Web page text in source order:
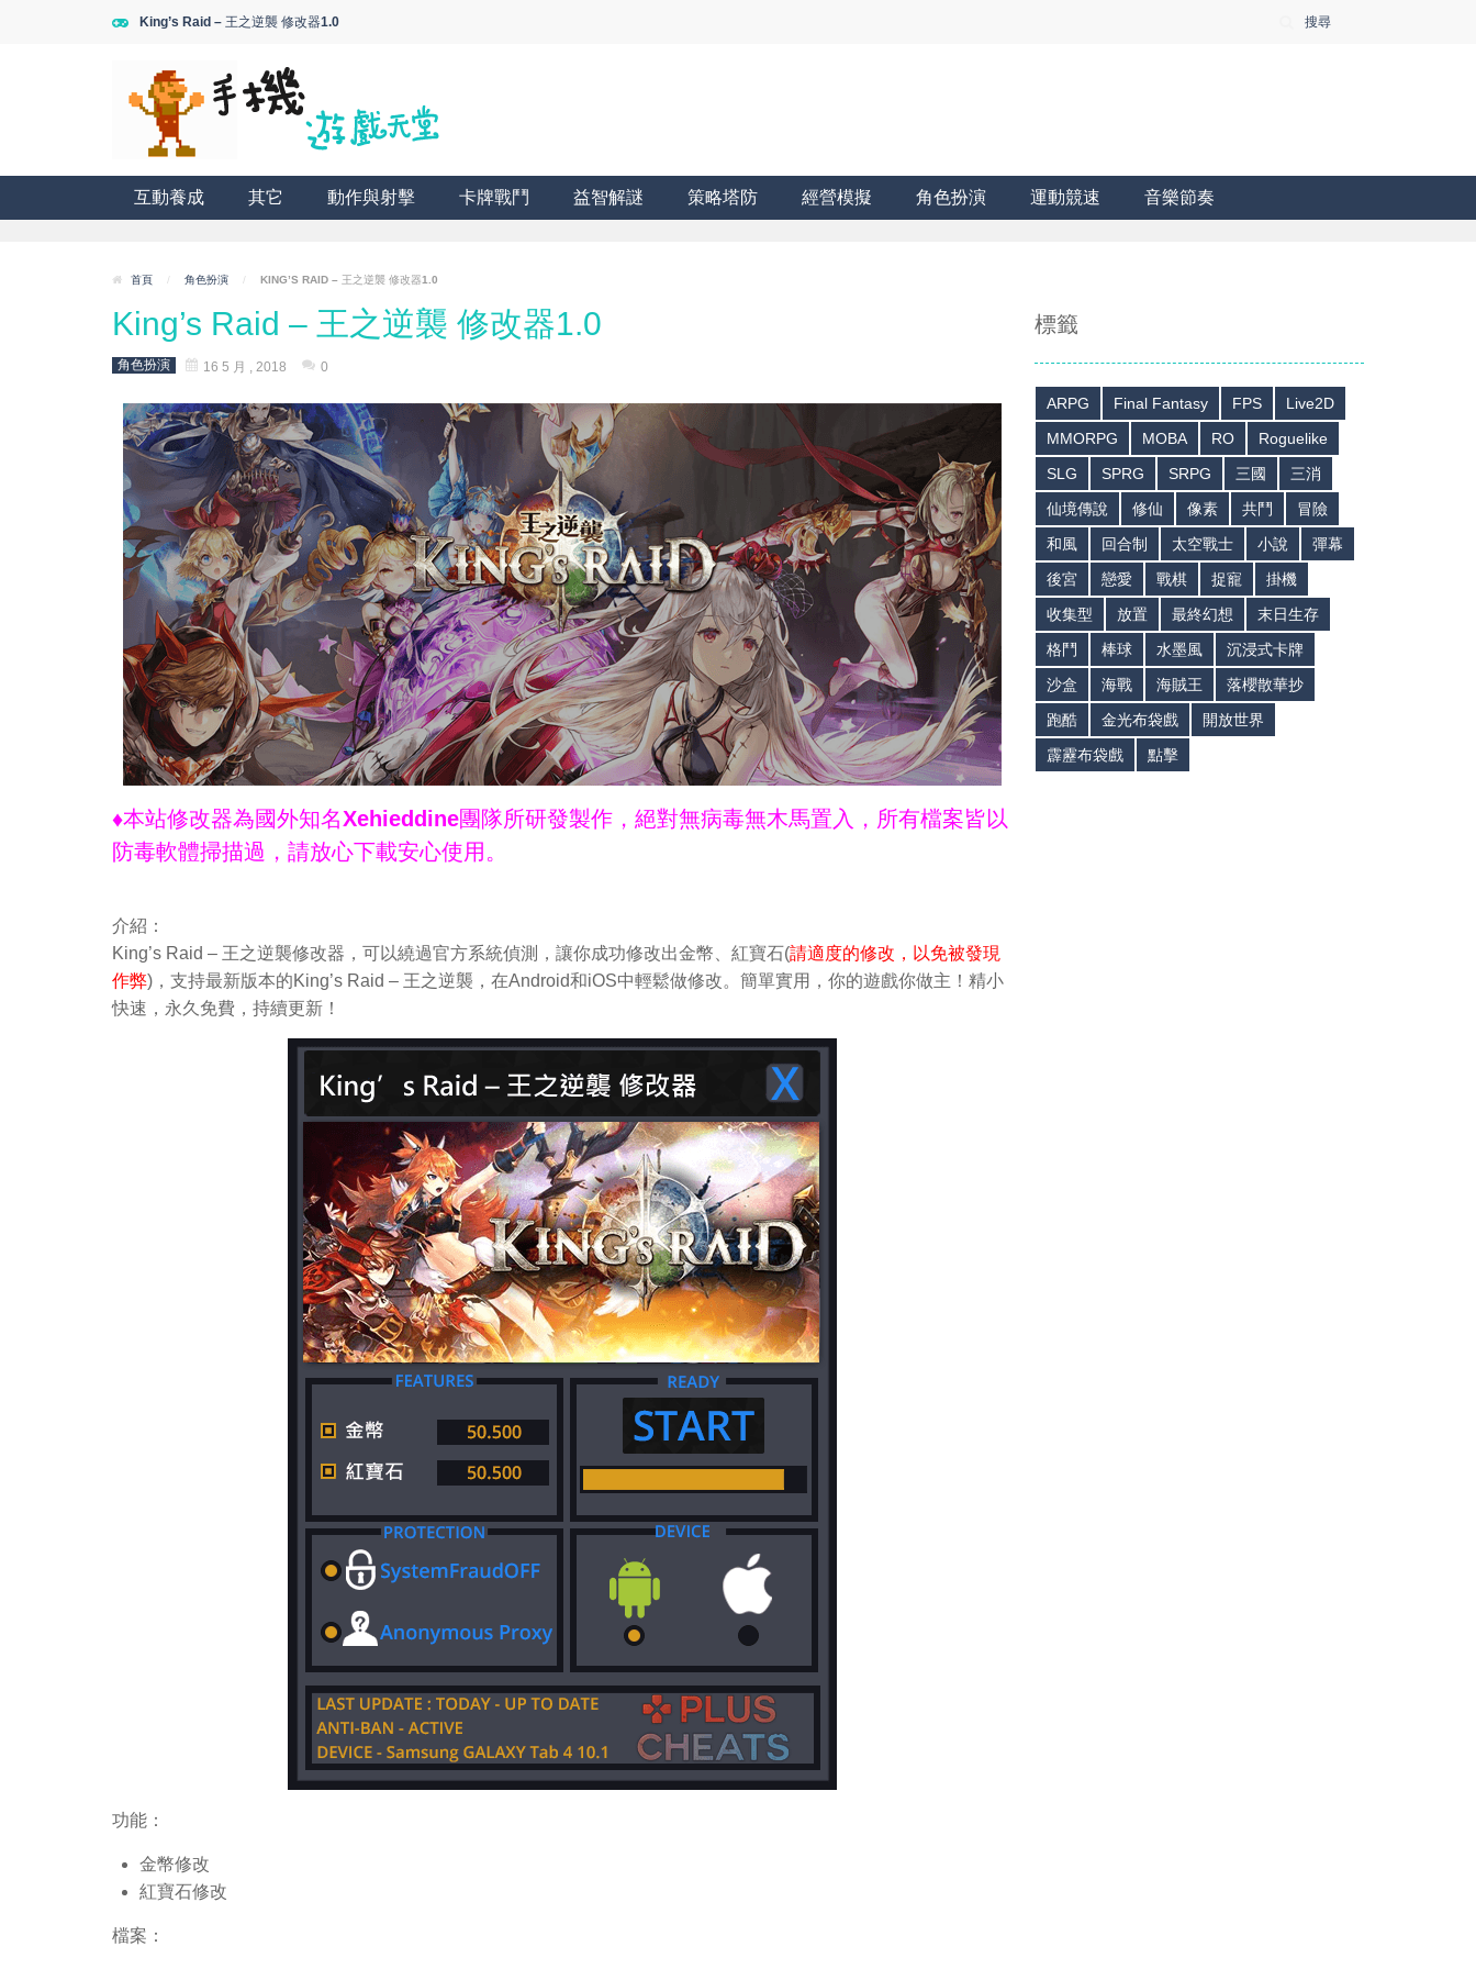
King’s Raid – 王之逆襲 修改器1.0 搜尋
互動養成 其它 動作與射擊 卡牌戰鬥 益智解謎 策略塔防 經營模擬 角色扮演 運動競速 音樂節奏
首頁 / 角色扮演 / KING’S RAID – 王之逆襲 修改器1.0
King’s Raid – 王之逆襲 修改器1.0
角色扮演 16 5 月 , 2018 0
♦本站修改器為國外知名Xehieddine團隊所研發製作，絕對無病毒無木馬置入，所有檔案皆以
防毒軟體掃描過，請放心下載安心使用。
介紹：
King’s Raid – 王之逆襲修改器，可以繞過官方系統偵測，讓你成功修改出金幣、紅寶石(請適度的修改，以免被發現
作弊)，支持最新版本的King’s Raid – 王之逆襲，在Android和iOS中輕鬆做修改。簡單實用，你的遊戲你做主！精小
快速，永久免費，持續更新！
功能：
金幣修改
紅寶石修改
檔案：
標籤
ARPG Final Fantasy FPS
Live2D
MMORPG
MOBA RO
Roguelike
SLG
SPRG SRPG 三國
三消
仙境傳說
修仙 像素 共鬥
冒險
和風
回合制 太空戰士 小說
彈幕
後宮
戀愛 戰棋 捉寵
掛機
收集型
放置 最終幻想
末日生存
格鬥
棒球 水墨風
沉浸式卡牌
沙盒
海戰 海賊王
落櫻散華抄
跑酷
金光布袋戲
開放世界
霹靂布袋戲
點擊